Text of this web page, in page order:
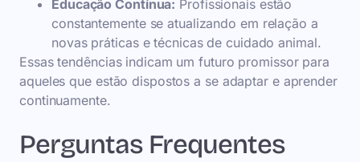
Educação Contínua: Profissionais estão
constantemente se atualizando em relação a
novas práticas e técnicas de cuidado animal.
Essas tendências indicam um futuro promissor para
aqueles que estão dispostos a se adaptar e aprender
continuamente.
Perguntas Frequentes